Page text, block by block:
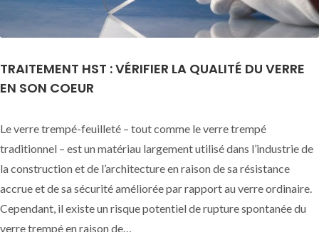
TRAITEMENT HST : VÉRIFIER LA QUALITÉ DU VERRE
EN SON COEUR
Le verre trempé-feuilleté – tout comme le verre trempé
traditionnel – est un matériau largement utilisé dans l’industrie de
la construction et de l’architecture en raison de sa résistance
accrue et de sa sécurité améliorée par rapport au verre ordinaire.
Cependant, il existe un risque potentiel de rupture spontanée du
verre trempé en raison de…